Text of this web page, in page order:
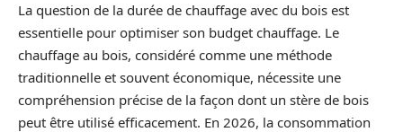
La question de la durée de chauffage avec du bois est
essentielle pour optimiser son budget chauffage. Le
chauffage au bois, considéré comme une méthode
traditionnelle et souvent économique, nécessite une
compréhension précise de la façon dont un stère de bois
peut être utilisé efficacement. En 2026, la consommation